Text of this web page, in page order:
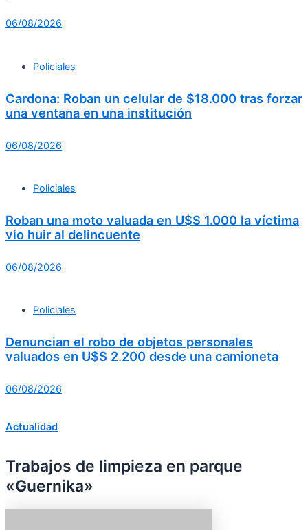
06/08/2026
Policiales
Cardona: Roban un celular de $18.000 tras forzar
una ventana en una institución
06/08/2026
Policiales
Roban una moto valuada en U$S 1.000 la víctima
vio huir al delincuente
06/08/2026
Policiales
Denuncian el robo de objetos personales
valuados en U$S 2.200 desde una camioneta
06/08/2026
Actualidad
Trabajos de limpieza en parque
«Guernika»